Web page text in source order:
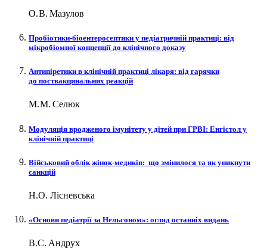
О. В. Мазулов
Пробіотики-біоентеросептики у педіатричній практиці: від
мікробіомної концепції до клінічного доказу
Антипіретики в клінічній практиці лікаря: від гарячки
до поствакцинальних реакцій
М. М. Селюк
Модуляція вро­дженого імунітету у дітей при ГРВІ: Енгістол у
клінічній практиці
Військовий облік жінок-медиків: що змінилося та як уникнути
санкцій
Н.О. Лісневська
«Основи педіатрії за Нельсоном»: огляд останніх видань
В.С. Андрух